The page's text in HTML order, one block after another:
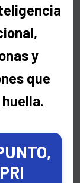
compartir
hecho el
y
que